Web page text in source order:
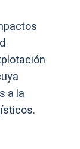
a la